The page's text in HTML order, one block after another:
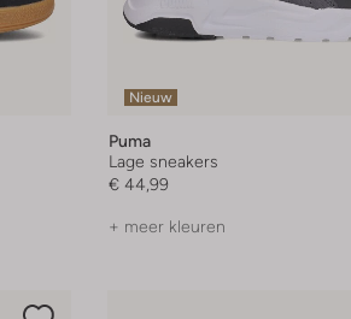
Nieuw
Puma
Lage sneakers
€ 44,99
+ meer kleuren